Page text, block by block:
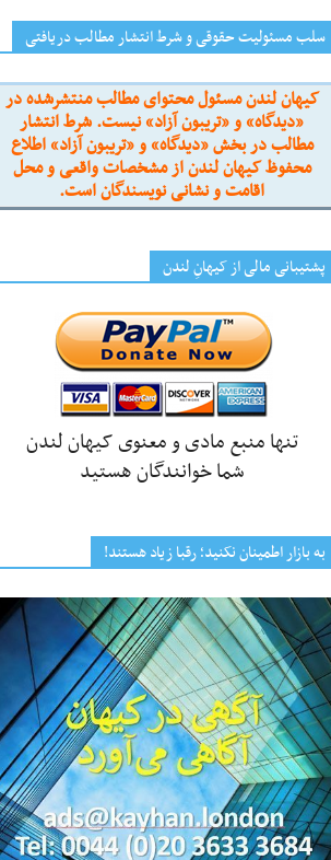
سلب مسئولیت حقوقی و شرط انتشار مطالب دریافتی
کیهان لندن مسئول محتوای مطالب منتشرشده در
«دیدگاه» و «تریبون آزاد» نیست. شرط انتشار
مطالب در بخش «دیدگاه» و «تریبون آزاد» اطلاع
محفوظ کیهان لندن از مشخصات واقعی و محل
اقامت و نشانی نویسندگان است.
پشتیبانی مالی از کیهانِ لندن
تنها منبع مادی و معنوی کیهان لندن
شما خوانندگان هستید
به بازار اطمینان نکنید؛ رقبا زیاد هستند!